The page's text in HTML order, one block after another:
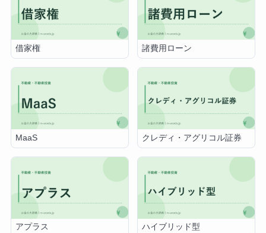
借家権 諸費用ローン
MaaS クレディ・アグリコル証券
アプラス ハイブリッド型